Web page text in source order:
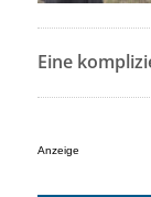
Eine
Anzeige